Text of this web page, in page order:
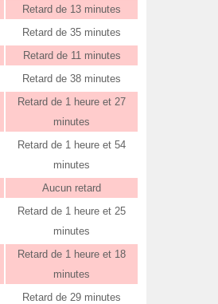
Retard de 13 minutes
Retard de 35 minutes
Retard de 11 minutes
Retard de 38 minutes
Retard de 1 heure et 27
minutes
Retard de 1 heure et 54
minutes
Aucun retard
Retard de 1 heure et 25
minutes
Retard de 1 heure et 18
minutes
Retard de 29 minutes